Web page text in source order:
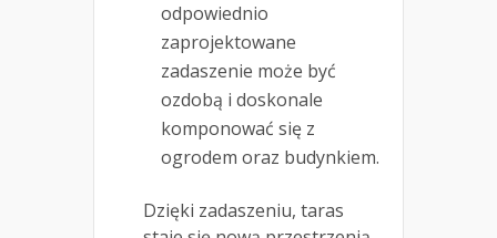
odpowiednio
zaprojektowane
zadaszenie może być
ozdobą i doskonale
komponować się z
ogrodem oraz budynkiem.
Dzięki zadaszeniu, taras